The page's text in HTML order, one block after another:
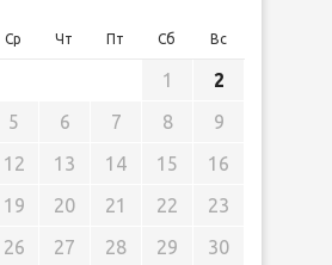
Ср Чт Пт Сб Вс
1
2
5 6 7 8
9
12 13 14 15
16
19 20 21 22
23
26 27 28 29
30